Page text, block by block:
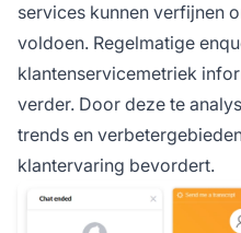
services kunnen verfijnen
voldoen. Regelmatige
klantenservicemetriek
verder. Door deze te
trends en
klantervaring bevordert.